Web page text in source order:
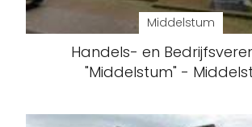
Middelstum
Handels- en
"Middelstum" -